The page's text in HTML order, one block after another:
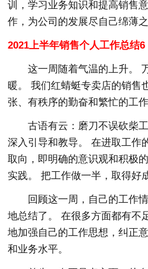
训，学习业务知识和提高销售
作，为公司的发展尽自己绵薄之
2021上半年销售个人工作总结6
这一周随着气温的上升。
暖。 我们红蜻蜓专卖店的销售
张、有秩序的勤奋和繁忙的工作
古语有云：磨刀不误砍柴
深入引导和教导。 在进取工作
取向，即明确的意识观和积极
实践。 把工作做一半，取得好
回顾这一周，自己的工作
地总结了。 在很多方面都有不
地加强自己的工作思想，纠正
和业务水平。